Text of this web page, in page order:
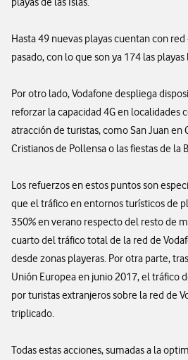
Hasta 49 nuevas playas cuentan con
pasado, con lo que son ya 174 las playas
Por otro lado, Vodafone despliega
reforzar la capacidad 4G en localidades
atracción de turistas, como San Juan en
Cristianos de Pollensa o las fiestas de la
Los refuerzos en estos puntos son
que el tráfico en entornos turísticos de
350% en verano respecto del resto de
cuarto del tráfico total de la red de
desde zonas playeras. Por otra parte,
Unión Europea en junio 2017, el tráfico
por turistas extranjeros sobre la red de
triplicado.
Todas estas acciones, sumadas a la